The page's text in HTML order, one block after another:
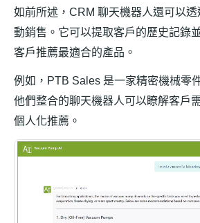
如前所述，CRM 聊天機器人還可以
動銷售。它可以提取客戶的歷史記錄
客戶推薦最適合的產品。
例如，PTB Sales 是一家精密機械零
他們整合的聊天機器人可以瞭解客戶
個人化推薦。